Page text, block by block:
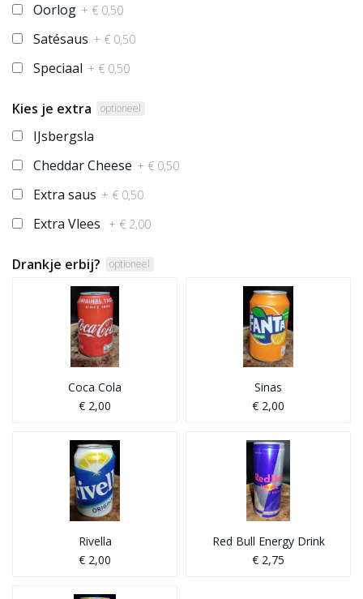
Oorlog + € 0,50
Satésaus + € 0,50
Speciaal + € 0,50
Kies je extra optioneel
IJsbergsla
Cheddar Cheese + € 0,50
Extra saus + € 0,50
Extra Vlees + € 2,00
Drankje erbij? optioneel
Coca Cola
€ 2,00
Sinas
€ 2,00
Rivella
€ 2,00
Red Bull Energy Drink
€ 2,75